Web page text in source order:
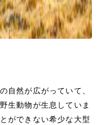
自然が広がっていて、
生動物が生息していま
ができない希少な大型